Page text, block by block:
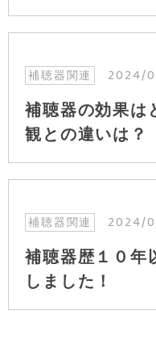
補聴器関連 2024/
補聴器の効果
観との違いは？
補聴器関連 2024/
補聴器歴１０年
しました！